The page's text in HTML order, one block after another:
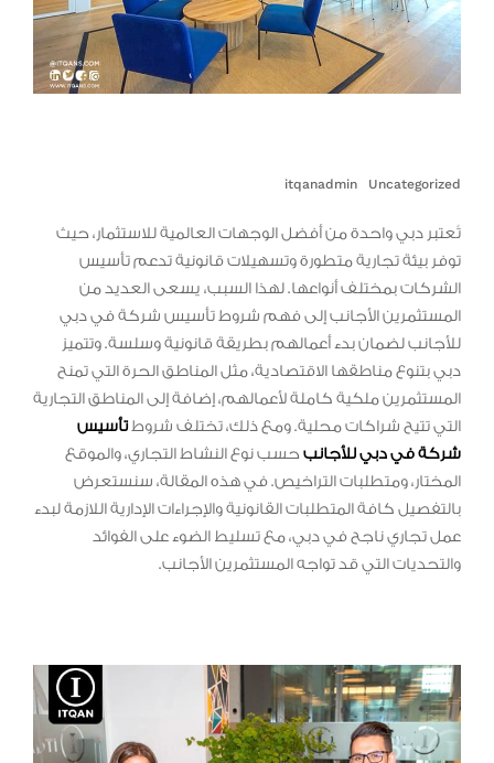
Uncategorized
itqanadmin
تُعتبر دبي واحدة من أفضل الوجهات العالمية للاستثمار، حيث
توفر بيئة تجارية متطورة وتسهيلات قانونية تدعم تأسيس
الشركات بمختلف أنواعها. لهذا السبب، يسعى العديد من
المستثمرين الأجانب إلى فهم شروط تأسيس شركة في دبي
للأجانب لضمان بدء أعمالهم بطريقة قانونية وسلسة. وتتميز
دبي بتنوع مناطقها الاقتصادية، مثل المناطق الحرة التي تمنح
المستثمرين ملكية كاملة لأعمالهم، إضافة إلى المناطق التجارية
التي تتيح شراكات محلية. ومع ذلك، تختلف شروطتأسيس
شركة في دبي للأجانبحسب نوع النشاط التجاري، والموقع
المختار، ومتطلبات التراخيص. في هذه المقالة، سنستعرض
بالتفصيل كافة المتطلبات القانونية والإجراءات الإدارية اللازمة لبدء
عمل تجاري ناجح في دبي، مع تسليط الضوء على الفوائد
والتحديات التي قد تواجه المستثمرين الأجانب.